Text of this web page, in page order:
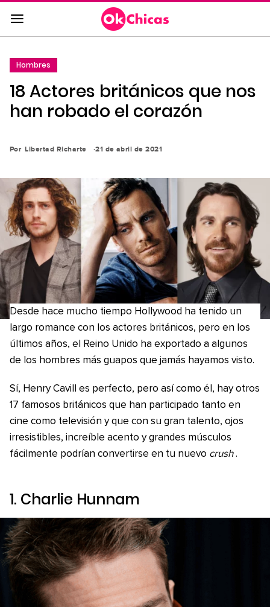
Saltar
al
contenido
la
navegación
Hombres
18 Actores británicos que nos
han robado el corazón
Por Libertad Richarte 21 de abril de 2021
Desde hace mucho tiempo Hollywood ha tenido un
largo romance con los actores británicos, pero en los
últimos años, el Reino Unido ha exportado a algunos
de los hombres más guapos que jamás hayamos visto.
Sí, Henry Cavill es perfecto, pero así como él, hay otros
17 famosos británicos que han participado tanto en
cine como televisión y que con su gran talento, ojos
irresistibles, increíble acento y grandes músculos
fácilmente podrían convertirse en tu nuevo crush .
1. Charlie Hunnam